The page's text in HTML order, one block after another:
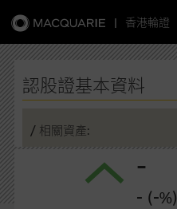
| 香港輪證
認股證基本資料
/ 相關資產:
-
- (-%)